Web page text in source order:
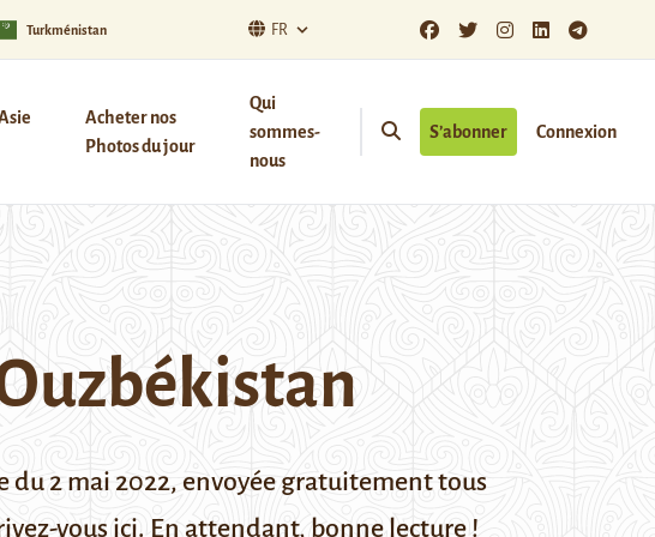
Turkménistan FR
Acheter nos
Photos du jour
Qui
sommes-
nous
S’abonner Connexion
du 2 mai 2022, envoyée gratuitement tous
vous ici. En attendant, bonne lecture !